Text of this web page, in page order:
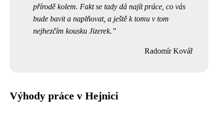
přírodě kolem. Fakt se tady dá najít práce, co vás
bude bavit a naplňovat, a ještě k tomu v tom
nejhezčím kousku Jizerek.
Radomír Kovář
Výhody práce v Hejnici